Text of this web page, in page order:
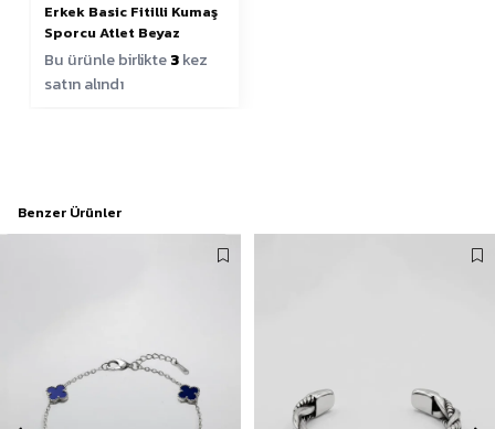
Erkek Basic Fitilli Kumaş
Sporcu Atlet Beyaz
Bu ürünle birlikte3kez
satın alındı
Benzer Ürünler